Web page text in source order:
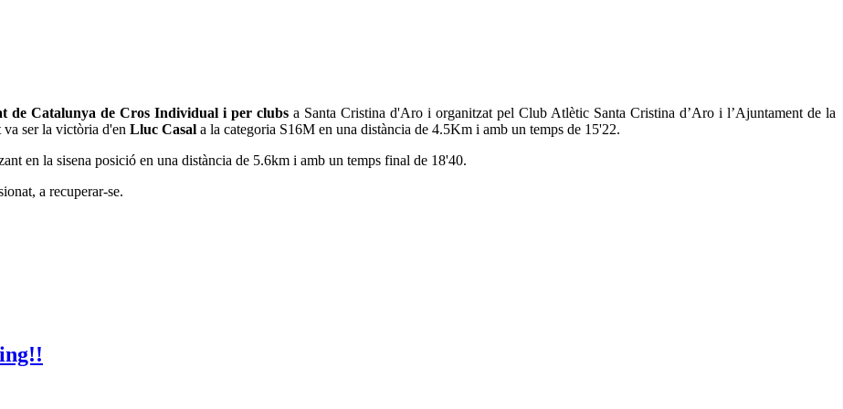
de Catalunya de Cros Individual i per clubs a Santa Cristina d'Aro i organitzat pel Club Atlètic Santa Cristina d’Aro i l’Ajuntament de la
va ser la victòria d'en Lluc Casal a la categoria S16M en una distància de 4.5Km i amb un temps de 15'22.
en la sisena posició en una distància de 5.6km i amb un temps final de 18'40.
a recuperar-se.